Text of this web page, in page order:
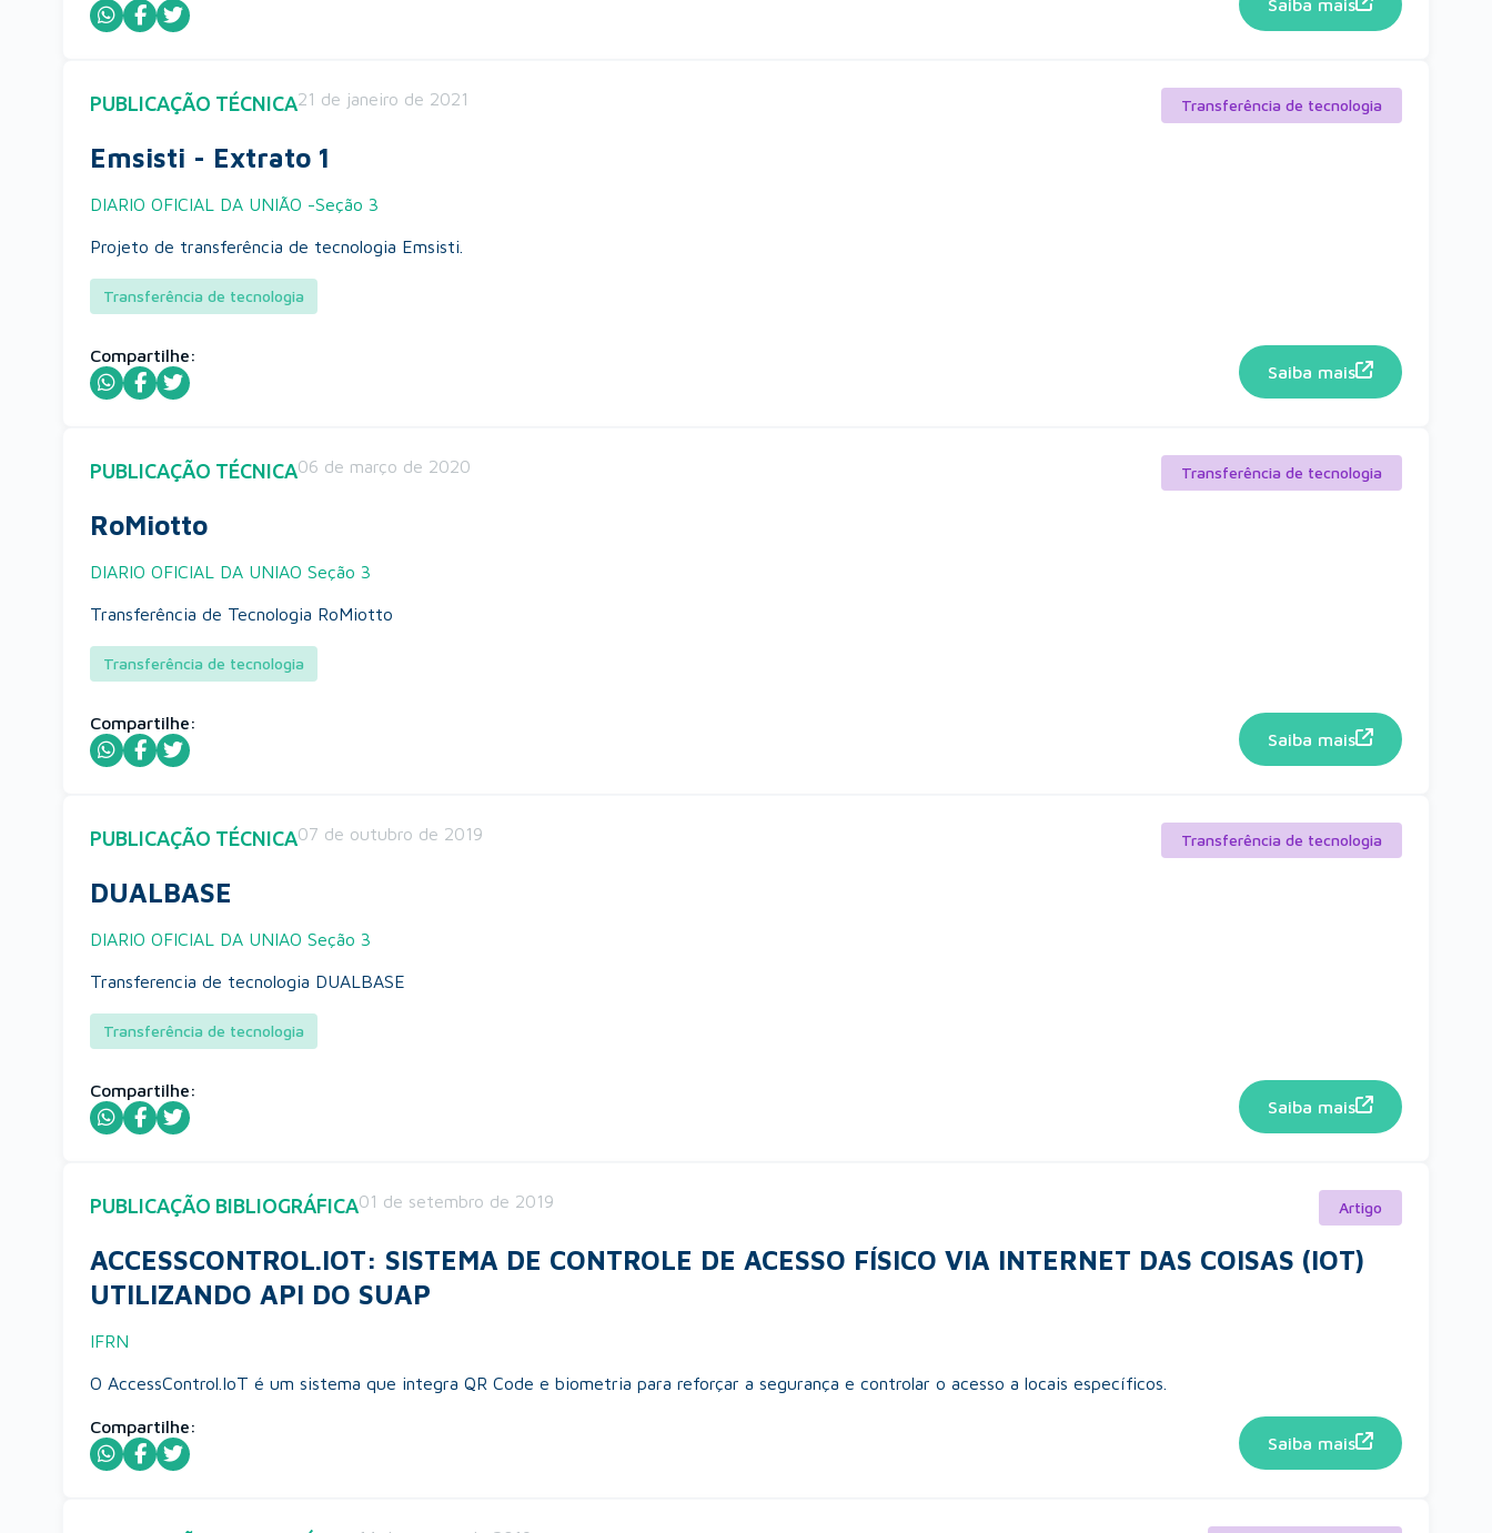
Saiba mais
PUBLICAÇÃO TÉCNICA21 de janeiro de 2021 Transferência de tecnologia
Emsisti - Extrato 1
DIARIO OFICIAL DA UNIÃO -Seção 3
Projeto de transferência de tecnologia Emsisti.
Transferência de tecnologia
Compartilhe:
Saiba mais
PUBLICAÇÃO TÉCNICA06 de março de 2020 Transferência de tecnologia
RoMiotto
DIARIO OFICIAL DA UNIAO Seção 3
Transferência de Tecnologia RoMiotto
Transferência de tecnologia
Compartilhe:
Saiba mais
PUBLICAÇÃO TÉCNICA07 de outubro de 2019 Transferência de tecnologia
DUALBASE
DIARIO OFICIAL DA UNIAO Seção 3
Transferencia de tecnologia DUALBASE
Transferência de tecnologia
Compartilhe:
Saiba mais
PUBLICAÇÃO BIBLIOGRÁFICA01 de setembro de 2019 Artigo
ACCESSCONTROL.IOT: SISTEMA DE CONTROLE DE ACESSO FÍSICO VIA INTERNET DAS COISAS (IOT)
UTILIZANDO API DO SUAP
IFRN
O AccessControl.IoT é um sistema que integra QR Code e biometria para reforçar a segurança e controlar o acesso a locais específicos.
Compartilhe:
Saiba mais